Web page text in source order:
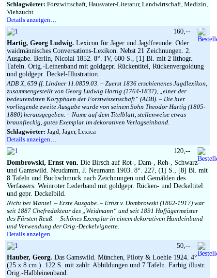
Schlagwörter: Forstwirtschaft, Hausvater-Literatur, Landwirtschaft, Medizin,
Viehzucht
Details anzeigen…
Hartig, Georg Ludwig. Lexicon für Jäger und Jagdfreunde. Oder
waidmännisches Conversations-Lexikon. Nebst 21 Zeichnungen. 2.
Ausgabe. Berlin, Nicolai 1852. 8°. IV, 600 S., [1] Bl. mit 2 lithogr.
Tafeln. Orig.-Leinenband mit goldgepr. Rückentitel, Rückenvergoldung
und goldgepr. Deckel-Illustration.
ADB X, 659 ff. Lindner 11.0859.03. – Zuerst 1836 erschienenes Jagdlexikon,
zusammengestellt von Georg Ludwig Hartig (1764-1837), „einer der
bedeutendsten Koryphäen der Forstwissenschaft“ (ADB). – Die hier
vorliegende zweite Ausgabe wurde von seinem Sohn Theodor Hartig (1805-
1880) herausgegeben. – Name auf dem Titelblatt, stellenweise etwas
braunfleckig, gutes Exemplar im dekorativen Verlagseinband.
Schlagwörter: Jagd, Jäger, Lexica
Details anzeigen…
160,--
Dombrowski, Ernst von. Die Birsch auf Rot-, Dam-, Reh-, Schwarz-
und Gamswild. Neudamm, J. Neumann 1903. 8°. 227, (1) S., [8] Bl. mit
8 Tafeln und Buchschmuck nach Zeichnungen und Gemälden des
Verfassers. Weinroter Lederband mit goldgepr. Rücken- und Deckeltitel
und gepr. Deckelbild.
Nicht bei Mantel. – Erste Ausgabe. – Ernst v. Dombrowski (1862-1917) war
seit 1887 Chefredakteur des „Weidmann“ und seit 1891 Hofjägermeister
des Fürsten Reuß. – Schönes Exemplar in einem dekorativen Handeinband
und Verwendung der Orig.-Deckelvignette.
Details anzeigen…
120,--
Hauber, Georg. Das Gamswild. München, Piloty & Loehle 1924. 4°
(25 x 8 cm.). 122 S. mit zahlr. Abbildungen und 7 Tafeln. Farbig illustr.
Orig.-Halbleinenband.
50,--